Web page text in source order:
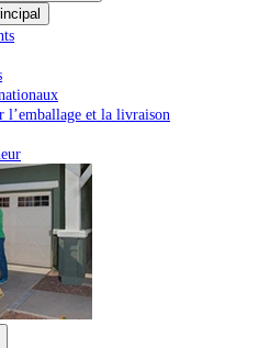
l’emballage et la livraison